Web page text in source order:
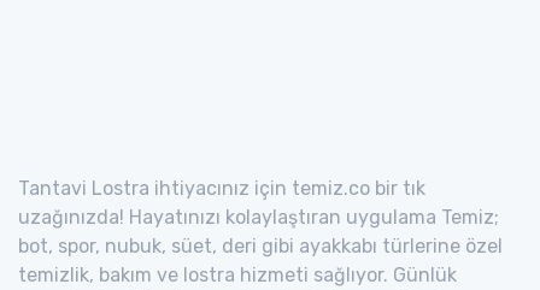
Tantavi Lostra ihtiyacınız için temiz.co bir tık
uzağınızda! Hayatınızı kolaylaştıran uygulama Temiz;
bot, spor, nubuk, süet, deri gibi ayakkabı türlerine özel
temizlik, bakım ve lostra hizmeti sağlıyor. Günlük